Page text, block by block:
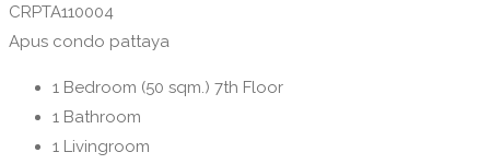
CRPTA110004
Apus condo pattaya
1 Bedroom (50 sqm.) 7th Floor
1 Bathroom
1 Livingroom